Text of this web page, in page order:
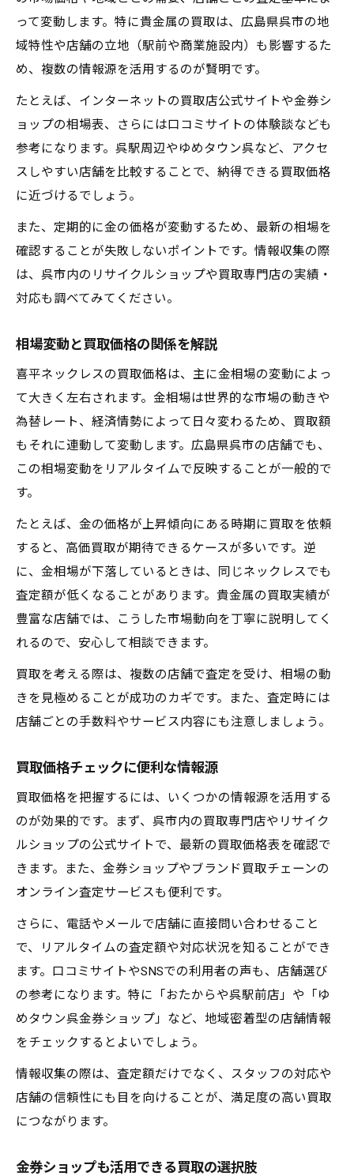
って変動します。特に貴金属の買取は、広島県呉市の地
域特性や店舗の立地（駅前や商業施設内）も影響するた
め、複数の情報源を活用するのが賢明です。
たとえば、インターネットの買取店公式サイトや金券シ
ョップの相場表、さらには口コミサイトの体験談なども
参考になります。呉駅周辺やゆめタウン呉など、アクセ
スしやすい店舗を比較することで、納得できる買取価格
に近づけるでしょう。
また、定期的に金の価格が変動するため、最新の相場を
確認することが失敗しないポイントです。情報収集の際
は、呉市内のリサイクルショップや買取専門店の実績・
対応も調べてみてください。
相場変動と買取価格の関係を解説
喜平ネックレスの買取価格は、主に金相場の変動によっ
て大きく左右されます。金相場は世界的な市場の動きや
為替レート、経済情勢によって日々変わるため、買取額
もそれに連動して変動します。広島県呉市の店舗でも、
この相場変動をリアルタイムで反映することが一般的で
す。
たとえば、金の価格が上昇傾向にある時期に買取を依頼
すると、高価買取が期待できるケースが多いです。逆
に、金相場が下落しているときは、同じネックレスでも
査定額が低くなることがあります。貴金属の買取実績が
豊富な店舗では、こうした市場動向を丁寧に説明してく
れるので、安心して相談できます。
買取を考える際は、複数の店舗で査定を受け、相場の動
きを見極めることが成功のカギです。また、査定時には
店舗ごとの手数料やサービス内容にも注意しましょう。
買取価格チェックに便利な情報源
買取価格を把握するには、いくつかの情報源を活用する
のが効果的です。まず、呉市内の買取専門店やリサイク
ルショップの公式サイトで、最新の買取価格表を確認で
きます。また、金券ショップやブランド買取チェーンの
オンライン査定サービスも便利です。
さらに、電話やメールで店舗に直接問い合わせること
で、リアルタイムの査定額や対応状況を知ることができ
ます。口コミサイトやSNSでの利用者の声も、店舗選び
の参考になります。特に「おたからや呉駅前店」や「ゆ
めタウン呉金券ショップ」など、地域密着型の店舗情報
をチェックするとよいでしょう。
情報収集の際は、査定額だけでなく、スタッフの対応や
店舗の信頼性にも目を向けることが、満足度の高い買取
につながります。
金券ショップも活用できる買取の選択肢